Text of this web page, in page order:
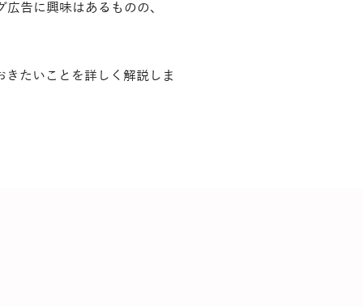
告に興味はあるものの、
たいことを詳しく解説しま